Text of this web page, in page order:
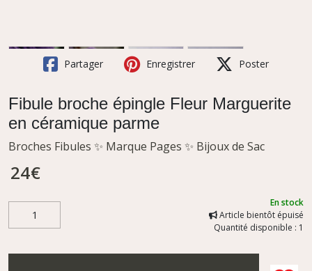
Partager Enregistrer Poster
Fibule broche épingle Fleur Marguerite
en céramique parme
Broches Fibules ✨ Marque Pages ✨ Bijoux de Sac
24€
En stock
Article bientôt épuisé
Quantité disponible : 1